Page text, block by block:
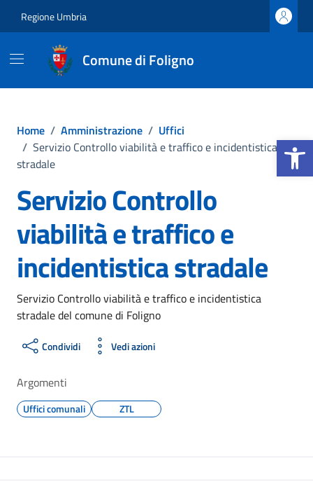
Apri la
Regione Umbria
Comune di Foligno
Home / Amministrazione / Uffici
/ Servizio Controllo viabilità e traffico e incidentistica
stradale
Servizio Controllo
viabilità e traffico e
incidentistica stradale
Servizio Controllo viabilità e traffico e incidentistica
stradale del comune di Foligno
Condividi Vedi azioni
Argomenti
Uffici comunali ZTL